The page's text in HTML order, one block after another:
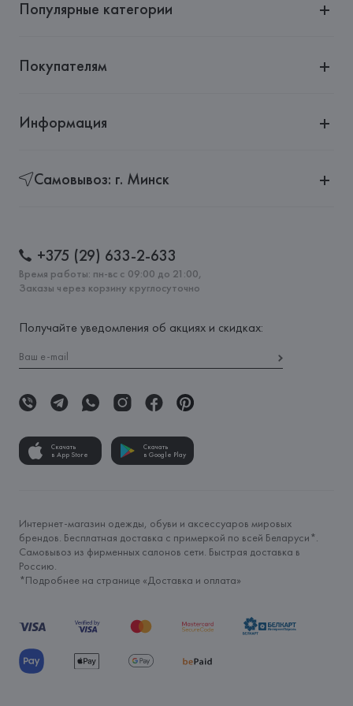
Популярные категории
Покупателям
Информация
Самовывоз: г. Минск
+375 (29) 633-2-633
Время работы: пн-вс с 09:00 до 21:00,
Заказы через корзину круглосуточно
Получайте уведомления об акциях и скидках:
Скачать
в App Store
Скачать
в Google Play
Интернет-магазин одежды, обуви и аксессуаров мировых
брендов. Бесплатная доставка с примеркой по всей Беларуси*.
Самовывоз из фирменных салонов сети. Быстрая доставка в
Россию.
*Подробнее на странице «Доставка и оплата»